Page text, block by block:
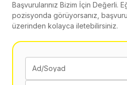
Başvurularınız Bizim İçin Değerli.
pozisyonda görüyorsanız,
üzerinden kolayca iletebilirsiniz.
Ad/Soyad